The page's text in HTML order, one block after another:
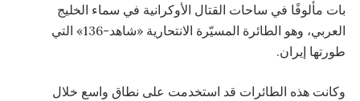
بات مألوفًا في ساحات القتال الأوكرانية في سماء الخليج
العربي، وهو الطائرة المسيّرة الانتحارية «شاهد-136» التي
طورتها إيران.
وكانت هذه الطائرات قد استخدمت على نطاق واسع خلال